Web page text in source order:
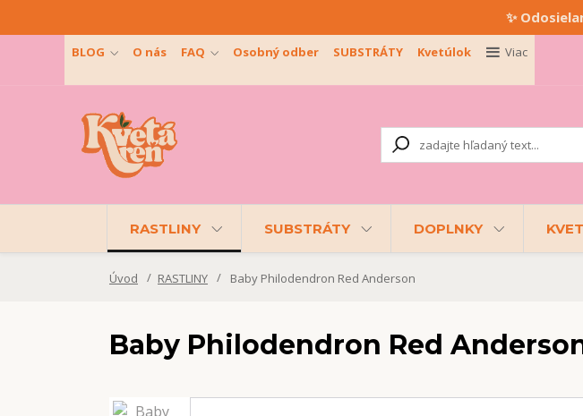
✨
BLOG O nás FAQ Osobný odber SUBSTRÁTY Kvetúlok Viac
RASTLINY SUBSTRÁTY DOPLNKY
Úvod RASTLINY Baby Philodendron Red Anderson
Baby Philodendron Red